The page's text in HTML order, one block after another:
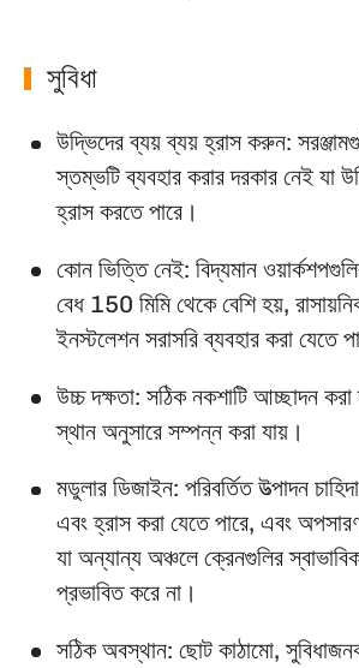
সুবিধা
উদ্ভিদের ব্যয় ব্যয় হ্রাস করুন:
স্তম্ভটি ব্যবহার করার দরকার নেই যা
হ্রাস করতে পারে।
কোন ভিত্তি নেই: বিদ্যমান
বেধ 150 মিমি থেকে বেশি হয়,
ইনস্টলেশন সরাসরি ব্যবহার করা যেতে
উচ্চ দক্ষতা: সঠিক নকশাটি আচ্ছাদন
স্থান অনুসারে সম্পন্ন করা যায়।
মডুলার ডিজাইন: পরিবর্তিত উত্পাদন
এবং হ্রাস করা যেতে পারে, এবং
যা অন্যান্য অঞ্চলে ক্রেনগুলির
প্রভাবিত করে না।
সঠিক অবস্থান: ছোট কাঠামো,